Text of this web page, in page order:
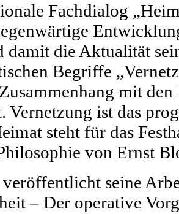
Fachdialog
damit die Aktualität
Begriffe
mit
Vernetzung ist das
steht für das
von Ernst
veröffentlicht seine
– Der operative